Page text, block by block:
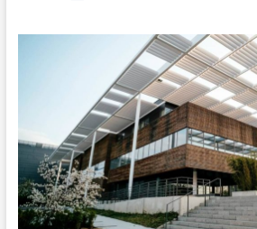
e
s
t
e
n
r
d
a
é
s
k